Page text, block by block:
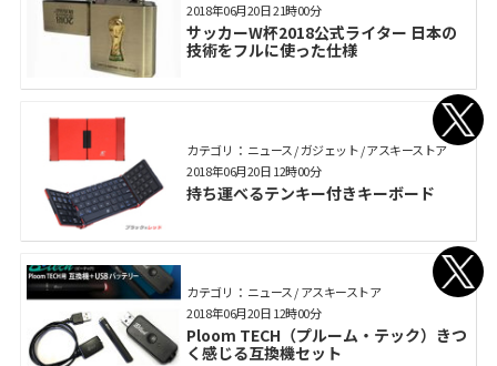
サッカーW杯2018公式ライター 日本の
技術をフルに使った仕様
2018年06月20日 21時00分
カテゴリ： ニュース / ガジェット / アスキーストア
持ち運べるテンキー付きキーボード
2018年06月20日 12時00分
カテゴリ： ニュース / アスキーストア
Ploom TECH（プルーム・テック）きつ
く感じる互換機セット
2018年06月20日 12時00分